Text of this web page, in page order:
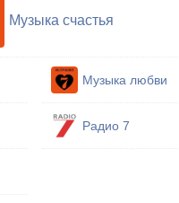
Музыка счастья
Музыка любви
Радио 7